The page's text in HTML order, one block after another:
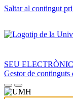
Saltar al contingut
SEU
Gestor de continguts